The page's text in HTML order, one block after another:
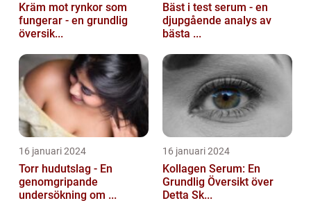
Kräm mot rynkor som
fungerar - en grundlig
översik...
Bäst i test serum - en
djupgående analys av
bästa ...
16 januari 2024
Torr hudutslag - En
genomgripande
undersökning om ...
16 januari 2024
Kollagen Serum: En
Grundlig Översikt över
Detta Sk...